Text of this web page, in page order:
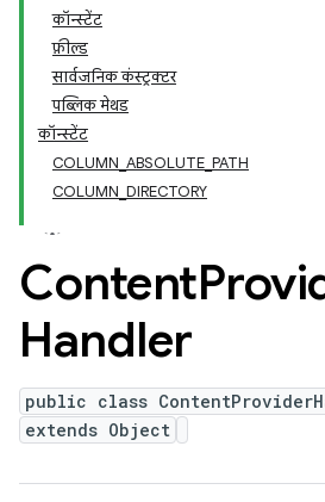
कॉन्स्टेंट
फ़ील्ड
सार्वजनिक कंस्ट्रक्टर
पब्लिक मेथड
कॉन्स्टेंट
COLUMN_ABSOLUTE_PATH
COLUMN_DIRECTORY
Content
Handler
public class
extends Object